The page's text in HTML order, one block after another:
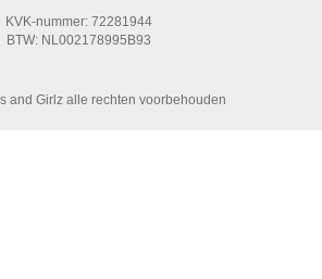
KVK-nummer: 72281944
BTW: NL002178995B93
and Girlz alle rechten voorbehouden